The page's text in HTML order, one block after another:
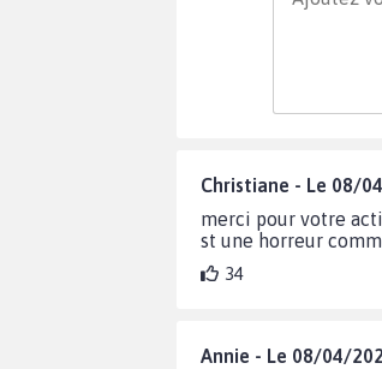
Christiane - Le 08/
merci pour votre
st une horreur
34
Annie - Le 08/04/